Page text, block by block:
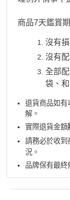
商品7天鑑賞
沒有
沒有
全部
袋、和
退貨商品如有
解。
實際退貨金額
請務必於收到
況。
品牌保有最終